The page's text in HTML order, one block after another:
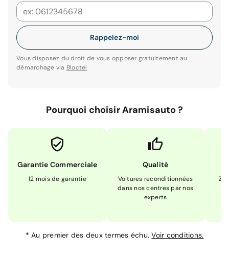
Rappelez-moi
Vous disposez du droit de vous opposer gratuitement au
démarchage via Bloctel
Pourquoi choisir Aramisauto ?
Garantie Commerciale
12 mois de garantie
Qualité
Voitures reconditionnées
dans nos centres par nos
experts
*Au premier des deux termes échu.Voir conditions.